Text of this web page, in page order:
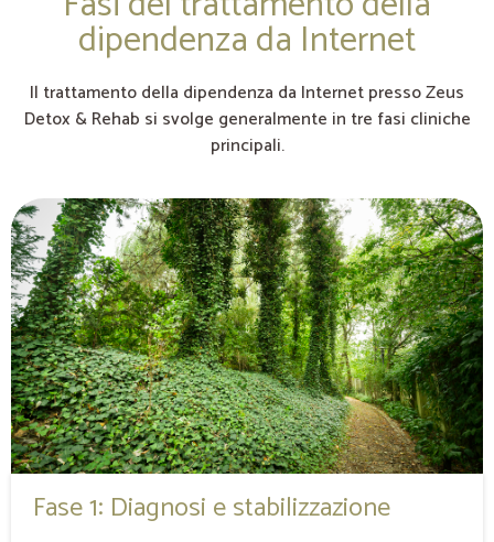
dipendenza da Internet
Il trattamento della dipendenza da Internet presso Zeus
Detox & Rehab si svolge generalmente in tre fasi cliniche
principali.
Fase 1: Diagnosi e stabilizzazione